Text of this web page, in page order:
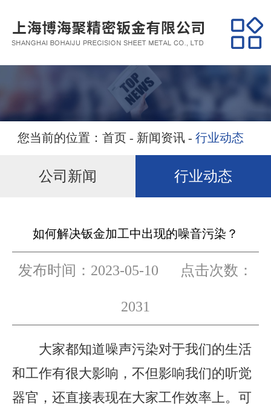
网站首页
产品展示
经典案例
联系我们
您当前的位置： 首页 - 新闻资讯- 行业动态
公司新闻 行业动态
如何解决钣金加工中出现的噪音污染？
发布时间：2023-05-10 点击次数：
2031
大家都知道噪声污染对于我们的生活
和工作有很大影响，不但影响我们的听觉
器官，还直接表现在大家工作效率上。可